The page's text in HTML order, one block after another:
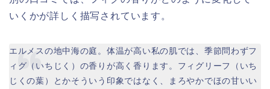
いくかが詳しく描写されています。
エルメスの地中海の庭。体温が高い私の肌では、季節問わずフ
ィグ（いちじく）の香りが高く香ります。フィグリーフ（いち
じくの葉）とかそういう印象ではなく、まろやかでほの甘いい